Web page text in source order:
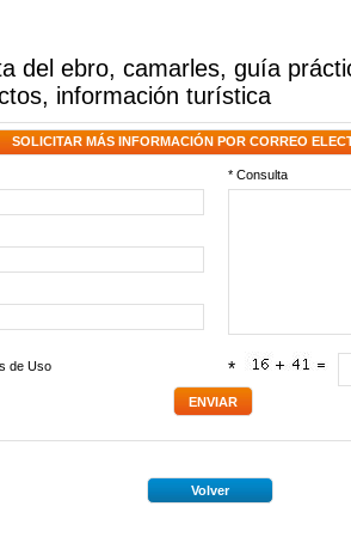
del ebro, camarles, guía
, información turística
SOLICITAR MÁS INFORMACIÓN POR CORREO
* Consulta
de Uso *
Volver